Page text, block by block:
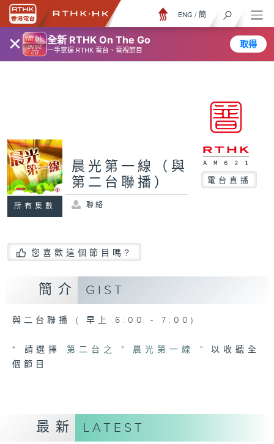
× 全新 RTHK On The Go
一手掌握 RTHK 電台、電視節目
取得
ENG / 簡
所有集數
晨光第一線（與
第二台聯播）
電台直播
聯絡
您喜歡這個節目嗎?
簡介 GIST
與二台聯播 ( 早上 6:00 - 7:00)
* 請選擇 第二台之 " 晨光第一線 "以收聽全
個節目
最新 LATEST